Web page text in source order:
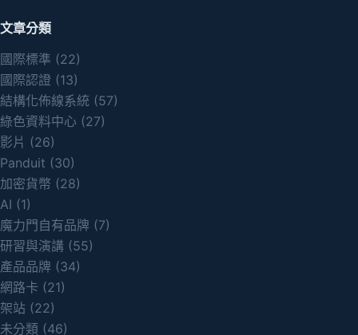
文章分類
國際標準 (22)
國際認證 (13)
結構化佈線系統 (57)
綠色資料中心 (27)
影片 (26)
Panduit (30)
加密貨幣 (28)
AI (1)
魔力門自有品牌 (7)
研習與演講 (55)
產品品牌 (34)
網路卡 (21)
架站 (22)
未分類 (46)